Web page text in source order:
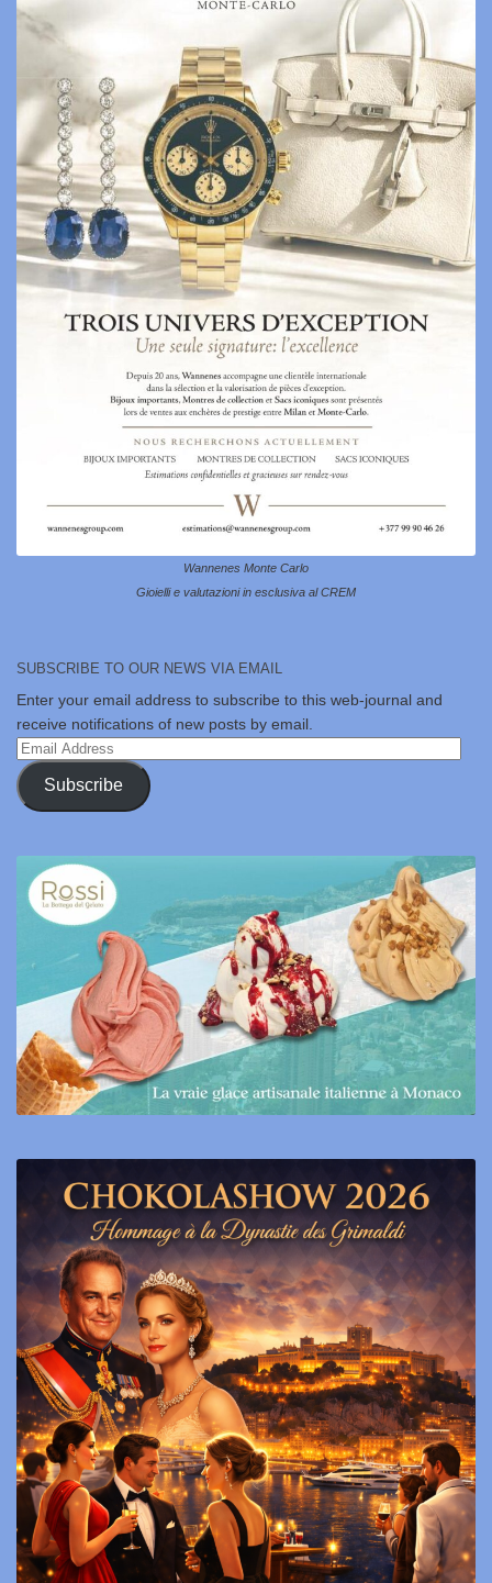
Wannenes Monte Carlo
Gioielli e valutazioni in esclusiva al CREM
SUBSCRIBE TO OUR NEWS VIA EMAIL
Enter your email address to subscribe to this web-journal and
receive notifications of new posts by email.
Email
Address
Subscribe